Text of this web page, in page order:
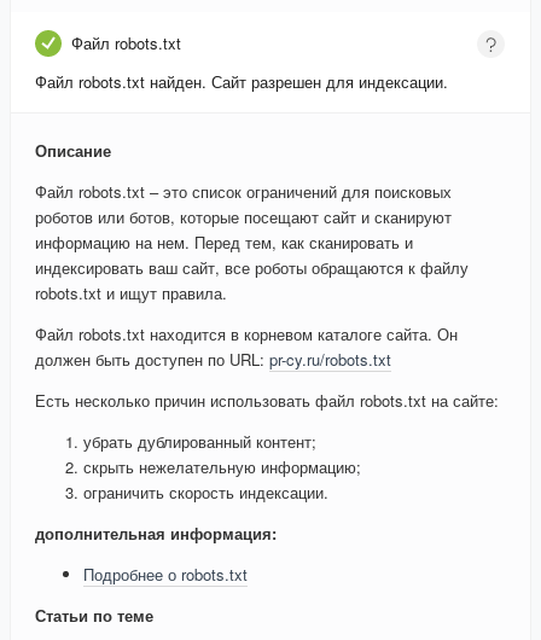
Файл robots.txt
Файл robots.txt найден. Сайт разрешен для индексации.
Описание
Файл robots.txt – это список ограничений для поисковых
роботов или ботов, которые посещают сайт и сканируют
информацию на нем. Перед тем, как сканировать и
индексировать ваш сайт, все роботы обращаются к файлу
robots.txt и ищут правила.
Файл robots.txt находится в корневом каталоге сайта. Он
должен быть доступен по URL: pr-cy.ru/robots.txt
Есть несколько причин использовать файл robots.txt на сайте:
убрать дублированный контент;
скрыть нежелательную информацию;
ограничить скорость индексации.
дополнительная информация:
Подробнее о robots.txt
Статьи по теме